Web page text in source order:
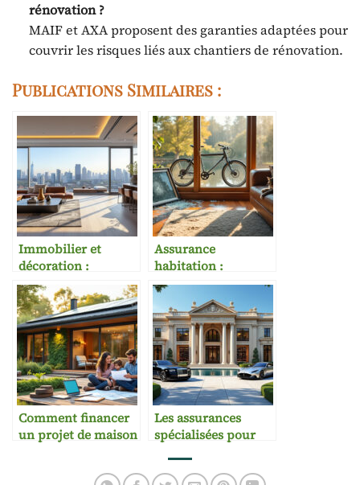
rénovation ?
MAIF et AXA proposent des garanties adaptées pour
couvrir les risques liés aux chantiers de rénovation.
Publications Similaires :
Immobilier et
décoration :
synergie entre
investissement et
esthétique
Assurance
habitation :
exclusions
fréquentes à
connaître
Comment financer
un projet de maison
Les assurances
spécialisées pour